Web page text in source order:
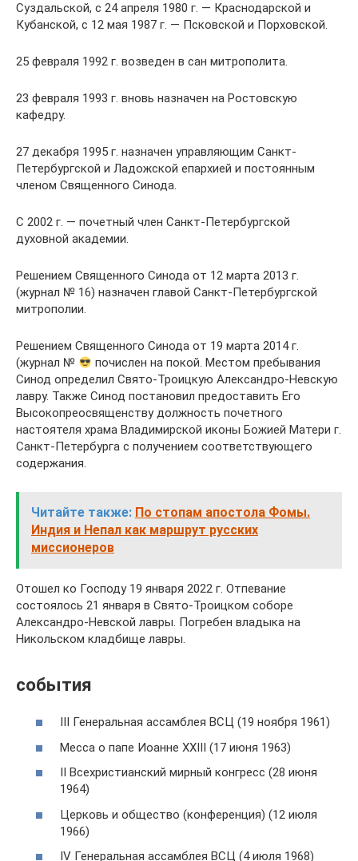
Суздальской, с 24 апреля 1980 г. — Краснодарской и
Кубанской, с 12 мая 1987 г. — Псковской и Порховской.
25 февраля 1992 г. возведен в сан митрополита.
23 февраля 1993 г. вновь назначен на Ростовскую
кафедру.
27 декабря 1995 г. назначен управляющим Санкт-
Петербургской и Ладожской епархией и постоянным
членом Священного Синода.
С 2002 г. — почетный член Санкт-Петербургской
духовной академии.
Решением Священного Синода от 12 марта 2013 г.
(журнал № 16) назначен главой Санкт-Петербургской
митрополии.
Решением Священного Синода от 19 марта 2014 г.
(журнал №
почислен на покой. Местом пребывания
Синод определил Свято-Троицкую Александро-Невскую
лавру. Также Синод постановил предоставить Его
Высокопреосвященству должность почетного
настоятеля храма Владимирской иконы Божией Матери г.
Санкт-Петербурга с получением соответствующего
содержания.
Читайте также: По стопам апостола Фомы.
Индия и Непал как маршрут русских
миссионеров
Отошел ко Господу 19 января 2022 г. Отпевание
состоялось 21 января в Свято-Троицком соборе
Александро-Невской лавры. Погребен владыка на
Никольском кладбище лавры.
события
III Генеральная ассамблея ВСЦ (19 ноября 1961)
Месса о папе Иоанне XXIII (17 июня 1963)
II Всехристианский мирный конгресс (28 июня
1964)
Церковь и общество (конференция) (12 июля
1966)
IV Генеральная ассамблея ВСЦ (4 июля 1968)